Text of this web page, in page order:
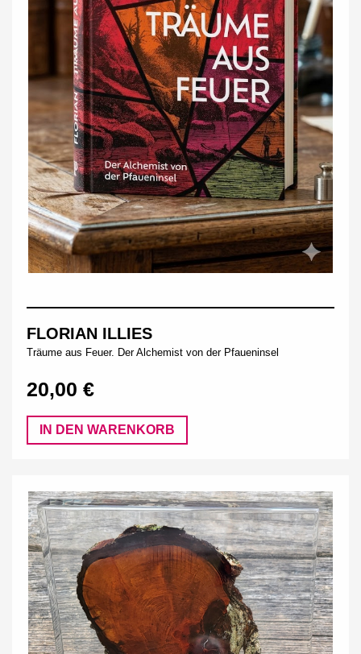
FLORIAN ILLIES
Träume aus Feuer. Der Alchemist von der Pfaueninsel
20,00 €
IN DEN WARENKORB